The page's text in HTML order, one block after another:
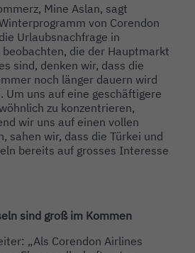
Mine Aslan, sagt
von Corendon
Urlaubsnachfrage in
die der Hauptmarkt
sind, denken wir, dass die
noch länger dauern wird
Um uns auf eine geschäftigere
zu konzentrieren,
wir uns auf einen vollen
sahen wir, dass die Türkei und
bereits auf grosses Interesse
sind groß im Kommen
„Als Corendon Airlines